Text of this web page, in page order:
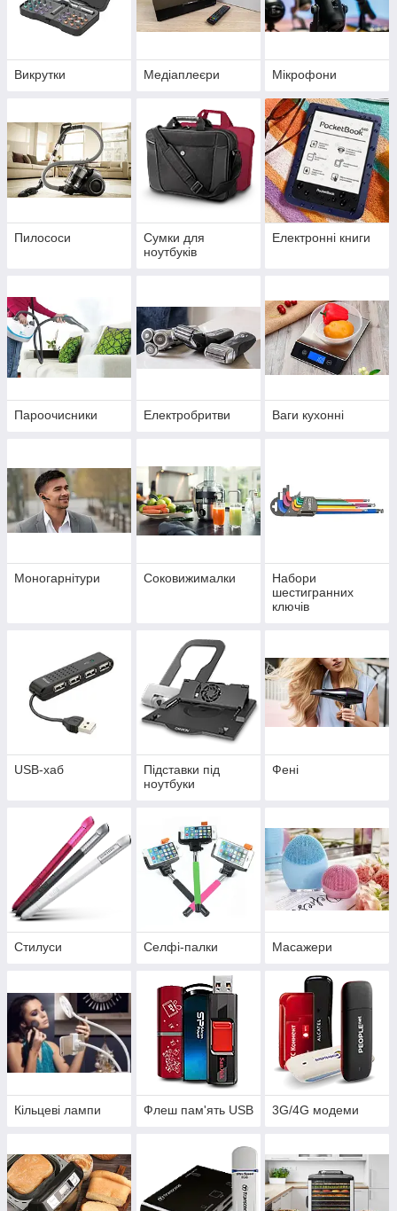
Викрутки Медіаплеєри Мікрофони
Пилососи
Сумки для
ноутбуків
Електронні книги
Пароочисники Електробритви Ваги кухонні
Моногарнітури Соковижималки
Набори
шестигранних
ключів
USB-хаб
Підставки під
ноутбуки
Фені
Стилуси Селфі-палки Масажери
Кільцеві лампи Флеш пам'ять USB 3G/4G модеми